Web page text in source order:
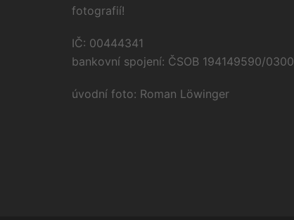
fotografií!
IČ: 00444341
bankovní spojení: ČSOB 194149590/0300
úvodní foto: Roman Löwinger